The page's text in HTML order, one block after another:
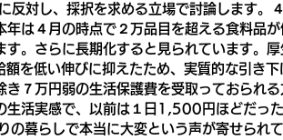
反対し、採択を求める立場で討論します。
は４月の時点で２万品目を超える食料品が
。さらに長期化すると見られています。
を低い伸びに抑えたため、実質的な引き下
７万円弱の生活保護費を受取っておられ
生活実感で、以前は１日1,500円ほどだっ
暮らしで本当に大変という声が寄せられ